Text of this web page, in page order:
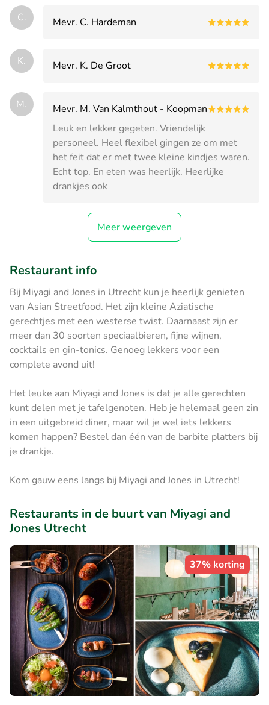
C. Mevr. C. Hardeman
K. Mevr. K. De Groot
M.
Mevr. M. Van Kalmthout - Koopman
Leuk en lekker gegeten. Vriendelijk
personeel. Heel flexibel gingen ze om met
het feit dat er met twee kleine kindjes waren.
Echt top. En eten was heerlijk. Heerlijke
drankjes ook
Meer weergeven
Restaurant info
Bij Miyagi and Jones in Utrecht kun je heerlijk genieten
van Asian Streetfood. Het zijn kleine Aziatische
gerechtjes met een westerse twist. Daarnaast zijn er
meer dan 30 soorten speciaalbieren, fijne wijnen,
cocktails en gin-tonics. Genoeg lekkers voor een
complete avond uit!
Het leuke aan Miyagi and Jones is dat je alle gerechten
kunt delen met je tafelgenoten. Heb je helemaal geen zin
in een uitgebreid diner, maar wil je wel iets lekkers
komen happen? Bestel dan één van de barbite platters bij
je drankje.
Kom gauw eens langs bij Miyagi and Jones in Utrecht!
Restaurants in de buurt van Miyagi and
Jones Utrecht
37% korting